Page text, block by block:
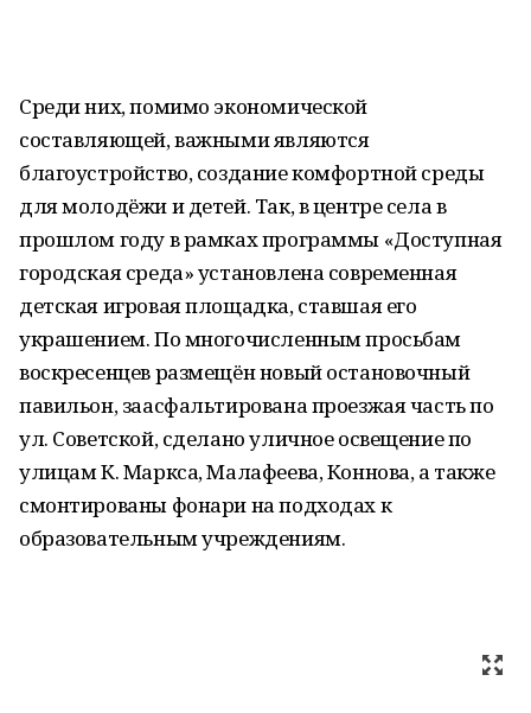
Среди них, помимо экономической
составляющей, важными являются
благоустройство, создание комфортной среды
для молодёжи и детей. Так, в центре села в
прошлом году в рамках программы «Доступная
городская среда» установлена современная
детская игровая площадка, ставшая его
украшением. По многочисленным просьбам
воскресенцев размещён новый остановочный
павильон, заасфальтирована проезжая часть по
ул. Советской, сделано уличное освещение по
улицам К. Маркса, Малафеева, Коннова, а также
смонтированы фонари на подходах к
образовательным учреждениям.